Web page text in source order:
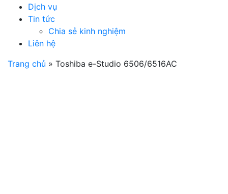
Dịch vụ
Tin tức
Chia sẻ kinh nghiệm
Liên hệ
Trang chủ » Toshiba e-Studio 6506/6516AC